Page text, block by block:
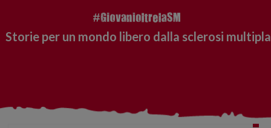
Storie per un mondo libero dalla sclerosi multipla